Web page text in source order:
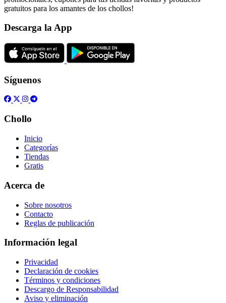
gratuitos para los amantes de los chollos!
Descarga la App
Síguenos
Chollo
Inicio
Categorías
Tiendas
Gratis
Acerca de
Sobre nosotros
Contacto
Reglas de publicación
Información legal
Privacidad
Declaración de cookies
Términos y condiciones
Descargo de Responsabilidad
Aviso y eliminación